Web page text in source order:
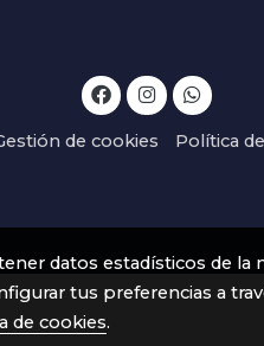
de cookies Política
datos estadísticos de la
tus preferencias a
de cookies.